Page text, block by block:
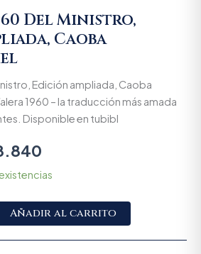
Del Ministro,
Caoba
Edición ampliada, Caoba
1960 – la traducción más amada
Disponible en tubibl
Añadir al carrito